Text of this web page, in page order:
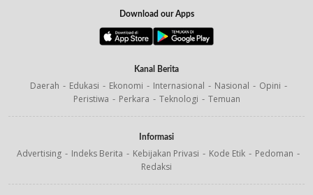
Download our Apps
Kanal Berita
Daerah Edukasi Ekonomi Internasional Nasional
Opini
Peristiwa
Perkara Teknologi Temuan
Informasi
Advertising Indeks Berita Kebijakan Privasi Kode Etik
Pedoman
Redaksi